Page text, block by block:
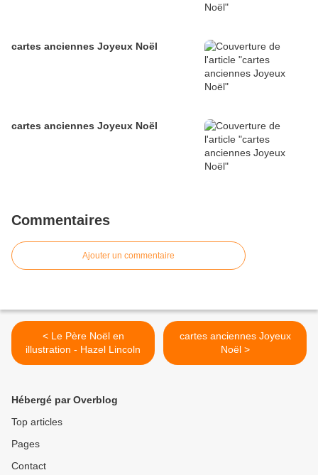
cartes anciennes Joyeux Noël
cartes anciennes Joyeux Noël
Commentaires
Ajouter un commentaire
< Le Père Noël en
illustration - Hazel Lincoln
cartes anciennes Joyeux
Noël >
Hébergé par Overblog
Top articles
Pages
Contact